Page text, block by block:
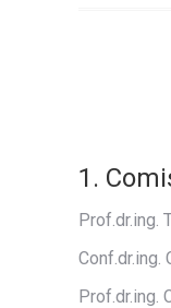
1.
Prof.dr.ing.
Conf.dr.ing.
Prof.dr.ing.